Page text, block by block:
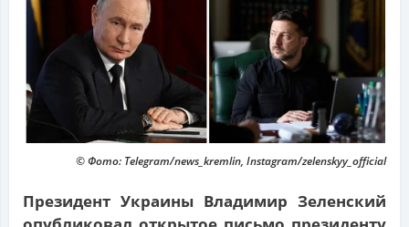
© Фото: Telegram/news_kremlin, Instagram/zelenskyy_official
Президент Украины Владимир Зеленский